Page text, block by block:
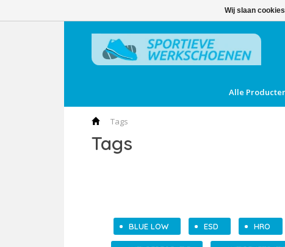
Alle
Tags
Tags
BLUE LOW ESD HRO
Wij slaan